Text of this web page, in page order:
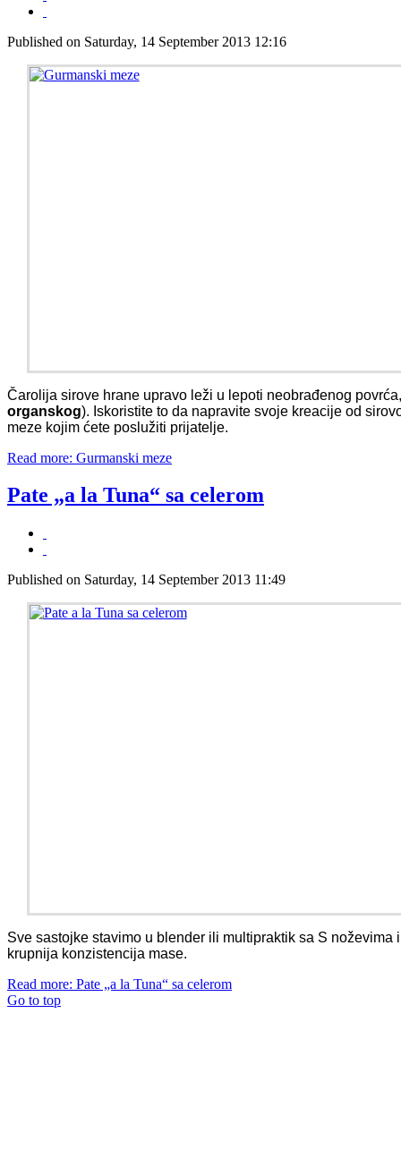
Published on Saturday, 14 September 2013 12:16
Čarolija sirove hrane upravo leži u lepoti neobrađenog
organskog). Iskoristite to da napravite svoje kreacije od
meze kojim ćete poslužiti prijatelje.
Read more: Gurmanski meze
Pate „a la Tuna“ sa celerom
Published on Saturday, 14 September 2013 11:49
Sve sastojke stavimo u blender ili multipraktik sa S noževima
krupnija konzistencija mase.
Read more: Pate „a la Tuna“ sa celerom
Go to top